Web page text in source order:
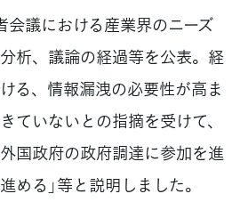
会議における産業界のニーズ
析、議論の経過等を公表。経
る、情報漏洩の必要性が高ま
ていないとの指摘を受けて、
国政府の政府調達に参加を進
める」等と説明しました。